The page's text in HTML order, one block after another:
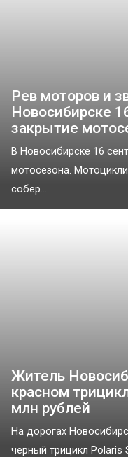
Рев моторов и
Новосибирске
закрытие
В Новосибирске 16
мотосезона.
собер...
Житель
красном
млн рублей
На дорогах
черный трицикл Polaris